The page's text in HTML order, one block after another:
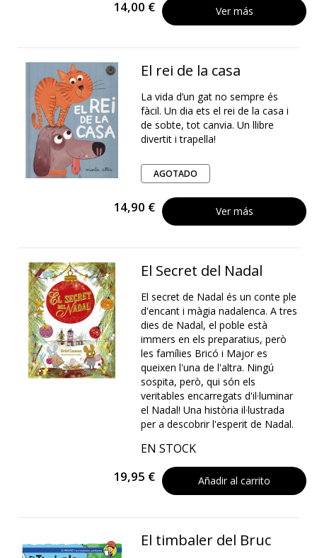
14,00 € Ver más
El rei de la casa
La vida d’un gat no sempre és
fàcil. Un dia ets el rei de la casa i
de sobte, tot canvia. Un llibre
divertit i trapella!
AGOTADO
14,90 € Ver más
El Secret del Nadal
El secret de Nadal és un conte ple
d'encant i màgia nadalenca. A tres
dies de Nadal, el poble està
immers en els preparatius, però
les famílies Bricó i Major es
queixen l'una de l'altra. Ningú
sospita, però, qui són els
veritables encarregats d'il·luminar
el Nadal! Una història il·lustrada
per a descobrir l'esperit de Nadal.
EN STOCK
19,95 € Añadir al carrito
El timbaler del Bruc